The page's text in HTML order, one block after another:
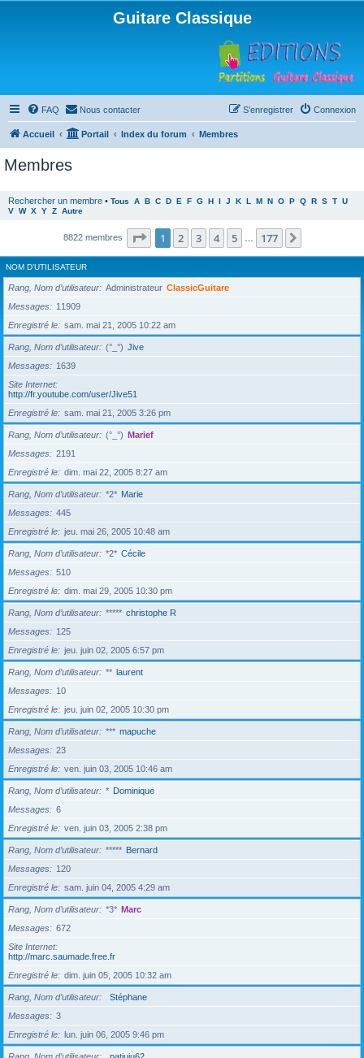
Guitare Classique
FAQ Nous contacter Connexion
S’enregistrer
Accueil Portail Index du forum Membres
Membres
Rechercher un membre • Tous A B C D E F G H I J K L M N O P Q R S T U
V W X Y Z Autre
8822 membres Page 1sur177
1 2 3 4 5 177
NOM D’UTILISATEUR
Rang, Nom d’utilisateur Administrateur ClassicGuitare
Messages
11909
Enregistré le
sam. mai 21, 2005 10:22 am
Rang, Nom d’utilisateur (°_°) Jive
Messages
1639
Site Internet
http://fr.youtube.com/user/Jive51
Enregistré le
sam. mai 21, 2005 3:26 pm
Rang, Nom d’utilisateur (°_°) Marief
Messages
2191
Enregistré le
dim. mai 22, 2005 8:27 am
Rang, Nom d’utilisateur *2* Marie
Messages
445
Enregistré le
jeu. mai 26, 2005 10:48 am
Rang, Nom d’utilisateur *2* Cécile
Messages
510
Enregistré le
dim. mai 29, 2005 10:30 pm
Rang, Nom d’utilisateur ***** christophe R
Messages
125
Enregistré le
jeu. juin 02, 2005 6:57 pm
Rang, Nom d’utilisateur ** laurent
Messages
10
Enregistré le
jeu. juin 02, 2005 10:30 pm
Rang, Nom d’utilisateur *** mapuche
Messages
23
Enregistré le
ven. juin 03, 2005 10:46 am
Rang, Nom d’utilisateur * Dominique
Messages
6
Enregistré le
ven. juin 03, 2005 2:38 pm
Rang, Nom d’utilisateur ***** Bernard
Messages
120
Enregistré le
sam. juin 04, 2005 4:29 am
Rang, Nom d’utilisateur *3* Marc
Messages
672
Site Internet
http://marc.saumade.free.fr
Enregistré le
dim. juin 05, 2005 10:32 am
Rang, Nom d’utilisateur
Stéphane
Messages
3
Enregistré le
lun. juin 06, 2005 9:46 pm